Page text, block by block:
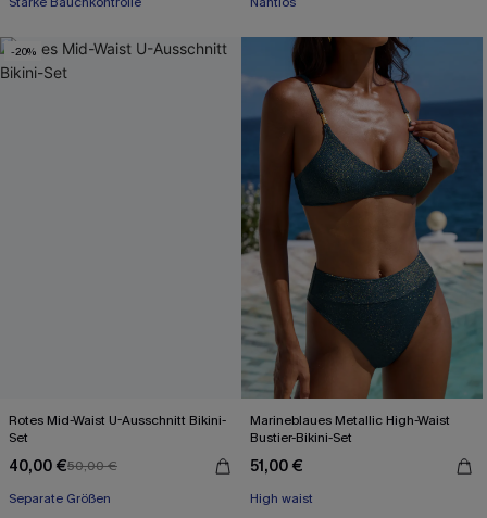
-20%
Rotes Mid-Waist U-Ausschnitt Bikini-
Set
40,00 €50,00 €
Separate Größen
Marineblaues Metallic High-Waist
Bustier-Bikini-Set
51,00 €
Mit Gratis-Maßband
High waist